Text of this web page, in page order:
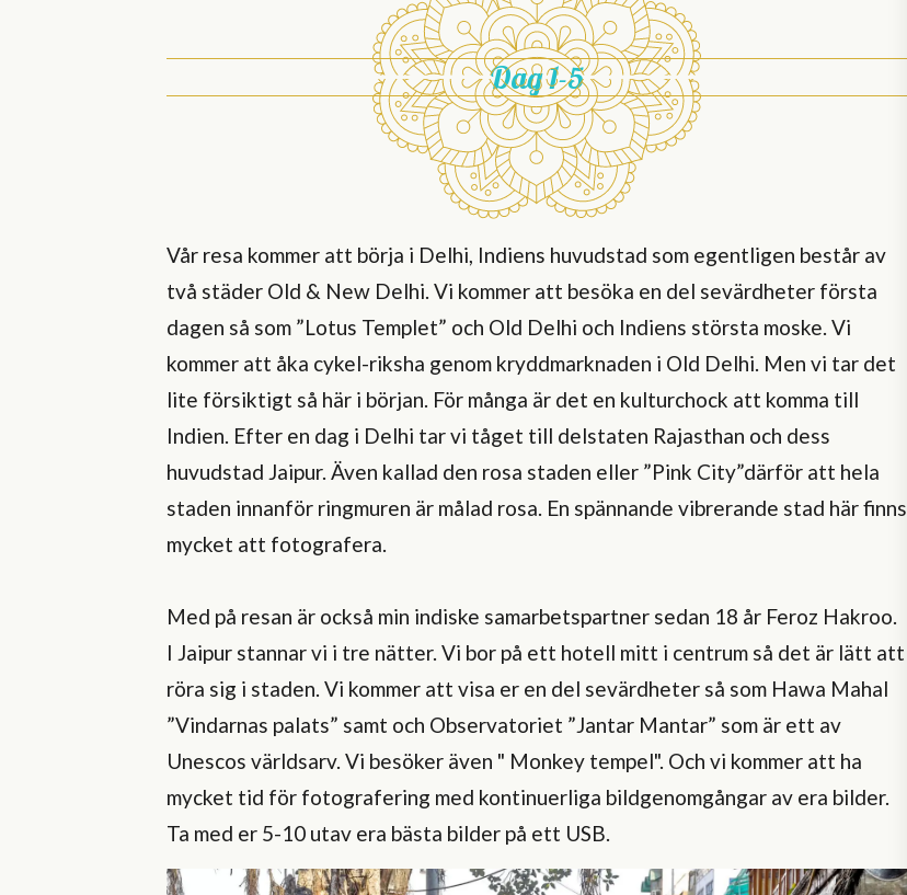
Dag 1-5
Vår resa kommer att börja i Delhi, Indiens huvudstad som egentligen består av
två städer Old & New Delhi. Vi kommer att besöka en del sevärdheter första
dagen så som ”Lotus Templet” och Old Delhi och Indiens största moske. Vi
kommer att åka cykel-riksha genom kryddmarknaden i Old Delhi. Men vi tar det
lite försiktigt så här i början. För många är det en kulturchock att komma till
Indien. Efter en dag i Delhi tar vi tåget till delstaten Rajasthan och dess
huvudstad Jaipur. Även kallad den rosa staden eller ”Pink City”därför att hela
staden innanför ringmuren är målad rosa. En spännande vibrerande stad här finns
mycket att fotografera.
Med på resan är också min indiske samarbetspartner sedan 18 år Feroz Hakroo.
I Jaipur stannar vi i tre nätter. Vi bor på ett hotell mitt i centrum så det är lätt att
röra sig i staden. Vi kommer att visa er en del sevärdheter så som Hawa Mahal
”Vindarnas palats” samt och Observatoriet ”Jantar Mantar” som är ett av
Unescos världsarv. Vi besöker även " Monkey tempel". Och vi kommer att ha
mycket tid för fotografering med kontinuerliga bildgenomgångar av era bilder.
Ta med er 5-10 utav era bästa bilder på ett USB.